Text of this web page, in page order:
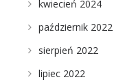
kwiecień 2024
październik 2022
sierpień 2022
lipiec 2022